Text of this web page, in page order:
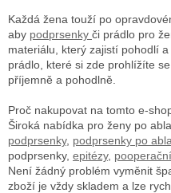
Každá žena touží po
aby podprsenky či prádlo pro
materiálu, který zajistí pohodlí
prádlo, které si zde prohlížíte
příjemně a pohodlně.
Proč nakupovat na tomto e-
Široká nabídka pro ženy po
podprsenky, podprsenky po
podprsenky, epitézy,
Není žádný problém vyměnit
zboží je vždy skladem a lze